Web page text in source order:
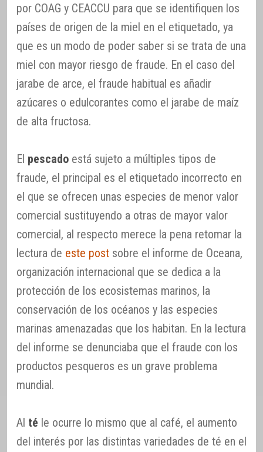
por COAG y CEACCU para que se identifiquen los
países de origen de la miel en el etiquetado, ya
que es un modo de poder saber si se trata de una
miel con mayor riesgo de fraude. En el caso del
jarabe de arce, el fraude habitual es añadir
azúcares o edulcorantes como el jarabe de maíz
de alta fructosa.
El pescado está sujeto a múltiples tipos de
fraude, el principal es el etiquetado incorrecto en
el que se ofrecen unas especies de menor valor
comercial sustituyendo a otras de mayor valor
comercial, al respecto merece la pena retomar la
lectura de este post sobre el informe de Oceana,
organización internacional que se dedica a la
protección de los ecosistemas marinos, la
conservación de los océanos y las especies
marinas amenazadas que los habitan. En la lectura
del informe se denunciaba que el fraude con los
productos pesqueros es un grave problema
mundial.
Al té le ocurre lo mismo que al café, el aumento
del interés por las distintas variedades de té en el